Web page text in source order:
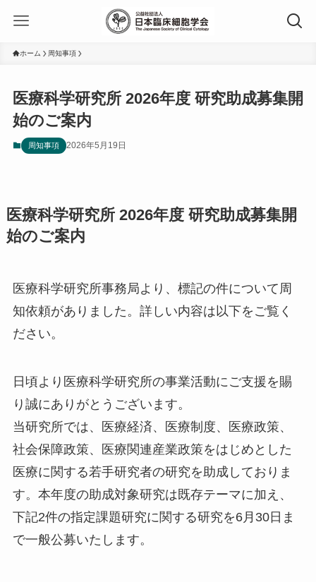
ホーム 周知事項
医療科学研究所 2026年度 研究助成募集開
始のご案内
周知事項 2026年5月19日
医療科学研究所 2026年度 研究助成募集開
始のご案内
医療科学研究所事務局より、標記の件について周
知依頼がありました。詳しい内容は以下をご覧く
ださい。
日頃より医療科学研究所の事業活動にご支援を賜
り誠にありがとうございます。
当研究所では、医療経済、医療制度、医療政策、
社会保障政策、医療関連産業政策をはじめとした
医療に関する若手研究者の研究を助成しておりま
す。本年度の助成対象研究は既存テーマに加え、
下記2件の指定課題研究に関する研究を6月30日ま
で一般公募いたします。